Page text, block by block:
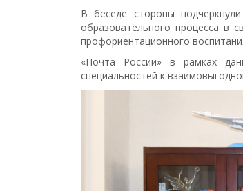
В беседе стороны
образовательного процесса в
профориентационного
«Почта России» в рамках
специальностей к